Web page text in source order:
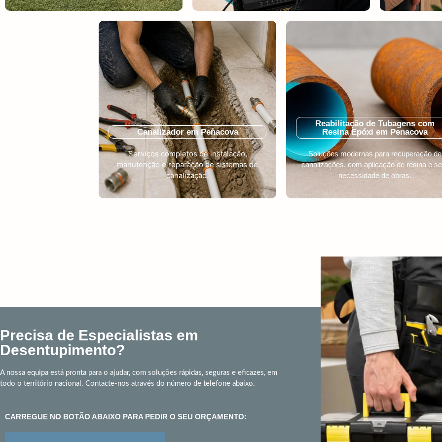
Canalizador em Penacova
Serviços completos de instalação,
manutenção e reparação de sistemas de
canalização.
Reabilitação de Tubagens com
Resina Epóxi em Penacova
Soluções modernas para recuperação de
canalizações, com aplicação de resina e
necessidade de obras.
Precisa de Especialistas em
Desentupimento?
A nossa equipa está pronta para o ajudar, com soluções rápidas, seguras e eficazes, em
todo o território nacional. Contacte-nos através do número de telefone abaixo.
CARREGUE NO BOTÃO ABAIXO PARA PEDIR O SEU ORÇAMENTO: